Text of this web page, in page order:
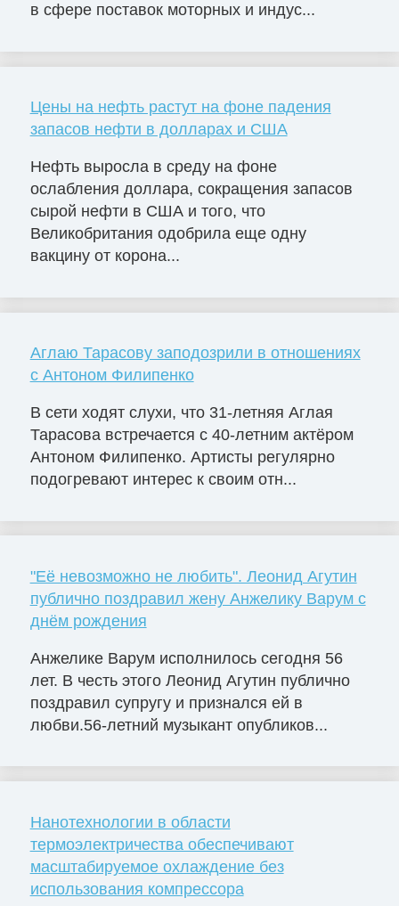
в сфере поставок моторных и индус...
Цены на нефть растут на фоне падения
запасов нефти в долларах и США
Нефть выросла в среду на фоне
ослабления доллара, сокращения запасов
сырой нефти в США и того, что
Великобритания одобрила еще одну
вакцину от корона...
Аглаю Тарасову заподозрили в отношениях
с Антоном Филипенко
В сети ходят слухи, что 31-летняя Аглая
Тарасова встречается с 40-летним актёром
Антоном Филипенко. Артисты регулярно
подогревают интерес к своим отн...
"Её невозможно не любить". Леонид Агутин
публично поздравил жену Анжелику Варум с
днём рождения
Анжелике Варум исполнилось сегодня 56
лет. В честь этого Леонид Агутин публично
поздравил супругу и признался ей в
любви.56-летний музыкант опубликов...
Нанотехнологии в области
термоэлектричества обеспечивают
масштабируемое охлаждение без
использования компрессора